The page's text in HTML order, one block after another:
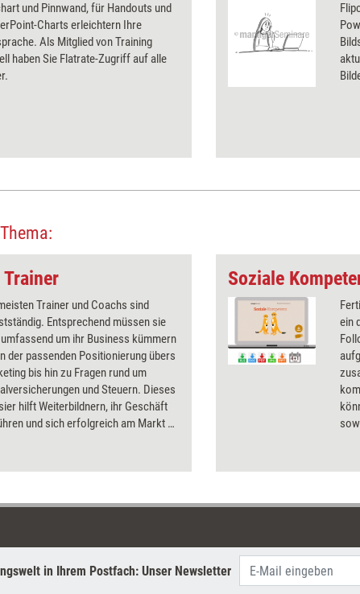
und Pinnwand, für Handouts und
Charts erleichtern Ihre
Als Mitglied von Training
haben Sie Flatrate-Zugriff auf alle
Trainer und Coachs sind
Entsprechend müssen sie
um ihr Business kümmern
der passenden Positionierung übers
bis hin zu Fragen rund um
und Steuern. Dieses
hilft Weiterbildnern, ihr Geschäft
und sich erfolgreich am Markt zu
Soziale
ein
in Ihrem Postfach: Unser Newsletter